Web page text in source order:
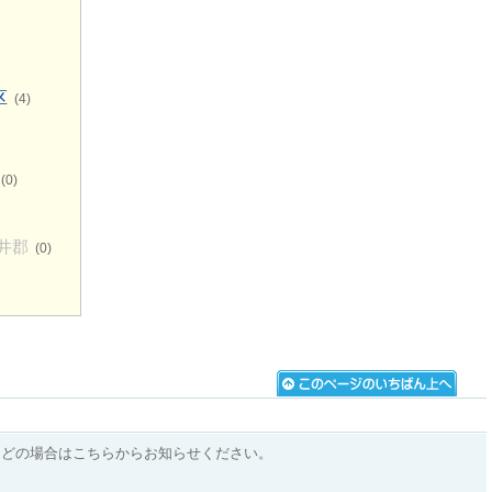
(4)
(0)
郡 (0)
の場合はこちらからお知らせください。